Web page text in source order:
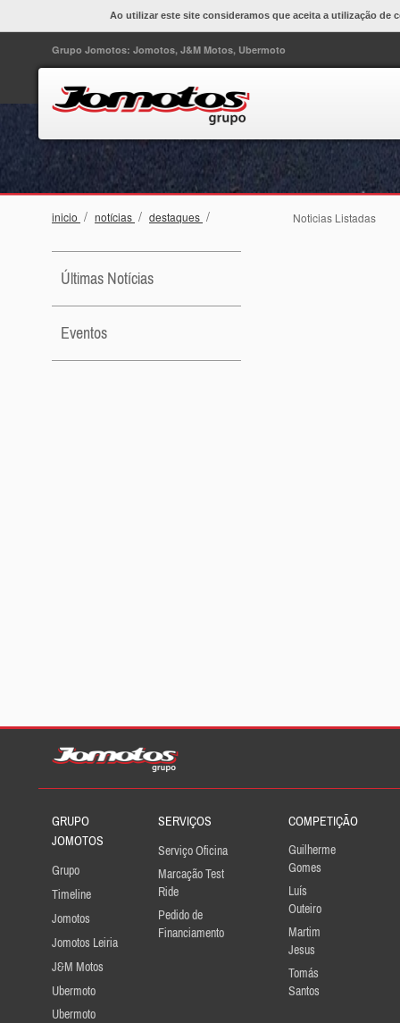
Ao utilizar este site consideramos que aceita a utilização de
Grupo Jomotos: Jomotos, J&M Motos, Ubermoto
inicio / notícias / destaques /
Últimas Notícias
Eventos
Noticias Listadas
GRUPO
JOMOTOS
Grupo
Timeline
Jomotos
Jomotos Leiria
J&M Motos
Ubermoto
Ubermoto
SERVIÇOS
Serviço Oficina
Marcação Test
Ride
Pedido de
Financiamento
COMPETIÇÃO
Guilherme
Gomes
Luís
Outeiro
Martim
Jesus
Tomás
Santos